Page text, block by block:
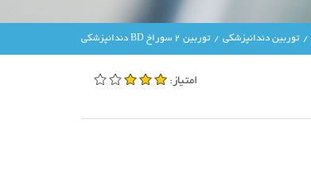
توربین دندانپزشکی توربین 2 سوراخ BD دندانپزشکی
امتیاز: